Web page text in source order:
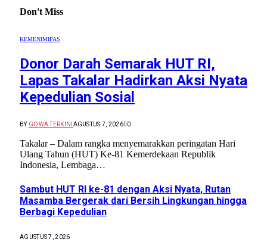
Don't Miss
KEMENIMIPAS
Donor Darah Semarak HUT RI,
Lapas Takalar Hadirkan Aksi Nyata
Kepedulian Sosial
BY GOWA TERKINI AGUSTUS 7, 2026 0
Takalar – Dalam rangka menyemarakkan peringatan Hari
Ulang Tahun (HUT) Ke-81 Kemerdekaan Republik
Indonesia, Lembaga…
Sambut HUT RI ke-81 dengan Aksi Nyata, Rutan
Masamba Bergerak dari Bersih Lingkungan hingga
Berbagi Kepedulian
AGUSTUS 7, 2026